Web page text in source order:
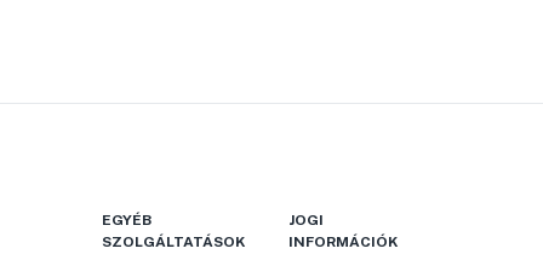
EGYÉB
SZOLGÁLTATÁSOK
JOGI
INFORMÁCIÓK